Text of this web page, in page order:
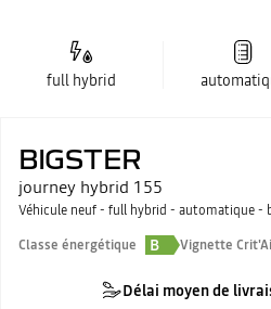
full hybrid
BIGSTER
journey hybrid 155
Véhicule neuf - full hybrid - automatique -
Classe énergétique
B Vignette
Délai moyen de